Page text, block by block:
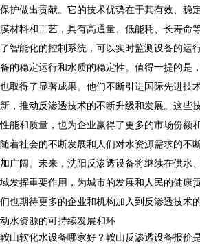
保护做出贡献。它的技术优势在于其有效、稳
膜材料和工艺，具有高通量、低能耗、长寿命
了智能化的控制系统，可以实时监测设备的运
备的稳定运行和水质的稳定性。值得一提的是
也取得了显著成果。他们不断引进国际先进技
新，推动反渗透技术的不断升级和发展。这些
性能和质量，也为企业赢得了更多的市场份额
随着社会的不断发展和人们对水资源需求的不
加广阔。未来，沈阳反渗透设备将继续在供水
域发挥重要作用，为城市的发展和人民的健康
们也期待更多的企业和机构加入到反渗透技术
动水资源的可持续发展和环
鞍山软化水设备哪家好？鞍山反渗透设备报价